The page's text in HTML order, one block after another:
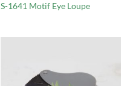
S-1641 Motif Eye Loupe